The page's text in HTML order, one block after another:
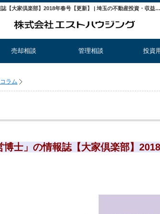
「不動産賃貸経営博士」の情報誌【大家倶楽部】2018年春号【更新】 | 埼玉の不動産投資・収益物件・建物管理｜株式会社エストハウジング
売却相談 管理相談 投資
ラム
博士」の情報誌【大家倶楽部】